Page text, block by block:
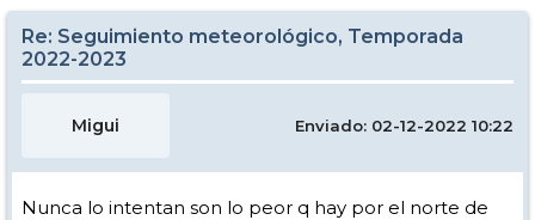
Re: Seguimiento meteorológico, Temporada
2022-2023
Migui Enviado: 02-12-2022 10:22
Nunca lo intentan son lo peor q hay por el norte de